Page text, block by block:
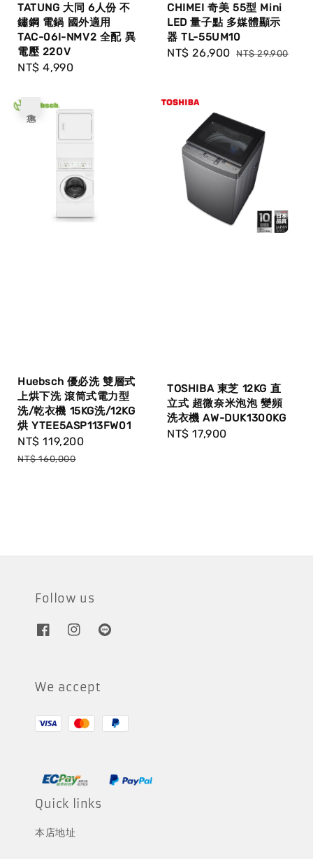
TATUNG 大同 6人份 不
鏽鋼 電鍋 國外適用
TAC-06I-NMV2 全配 異
電壓 220V
Regular
NT$ 4,990
CHIMEI 奇美 55型 Mini
LED 量子點 多媒體顯示
器 TL-55UM10
Sale
NT$ 26,900 Regular
NT$ 29,900
Huebsch 優必洗 雙層式
上烘下洗 滾筒式電力型
洗/乾衣機 15KG洗/12KG
烘 YTEE5ASP113FW01
Sale
price
NT$ 119,200
NT$ 160,000
TOSHIBA 東芝 12KG 直
立式 超微奈米泡泡 變頻
洗衣機 AW-DUK1300KG
Regular
NT$ 17,900
Follow us
We accept
Quick links
本店地址